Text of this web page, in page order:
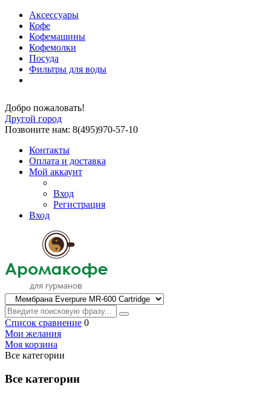
Аксессуары
Кофе
Кофемашины
Кофемолки
Посуда
Фильтры для воды
Добро пожаловать!
Другой город
Позвоните нам: 8(495)970-57-10
Контакты
Оплата и доставка
Мой аккаунт
Вход
Регистрация
Вход
Список сравнение 0
Мои желания
Моя корзина
Все категории
Все категории